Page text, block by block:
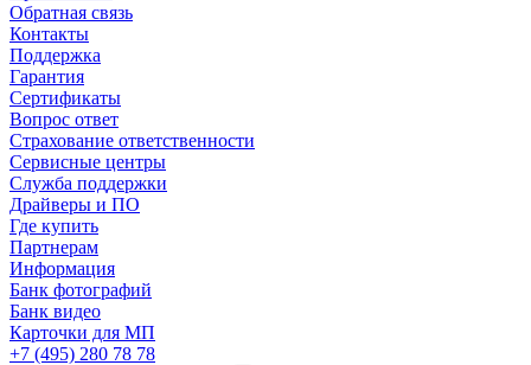
Обратная связь
Контакты
Поддержка
Гарантия
Сертификаты
Вопрос ответ
Страхование ответственности
Сервисные центры
Служба поддержки
Драйверы и ПО
Где купить
Партнерам
Информация
Банк фотографий
Банк видео
Карточки для МП
+7 (495) 280 78 78